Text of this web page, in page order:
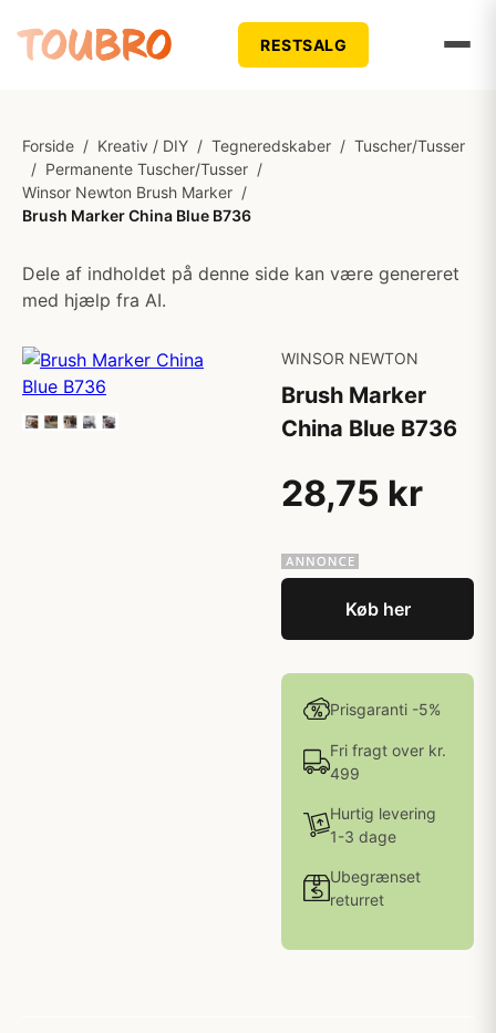
RESTSALG
Forside / Kreativ / DIY / Tegneredskaber / Tuscher/Tusser
/ Permanente Tuscher/Tusser /
Winsor Newton Brush Marker /
Brush Marker China Blue B736
Dele af indholdet på denne side kan være genereret
med hjælp fra AI.
WINSOR NEWTON
Brush Marker
China Blue B736
28,75 kr
Køb her
Prisgaranti -5%
Fri fragt over kr.
499
Hurtig levering
1-3 dage
Ubegrænset
returret